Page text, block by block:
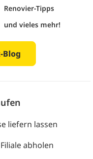
Renovier-Tipps
und vieles mehr!
-Blog
liefern lassen
abholen